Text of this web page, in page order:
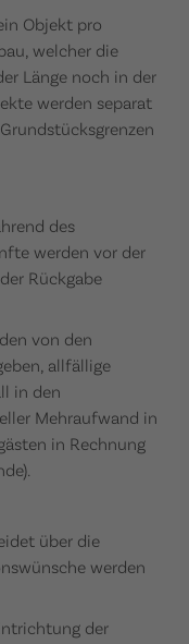
Objekt pro
welcher die
Länge noch in der
werden separat
des
werden vor der
Rückgabe
von den
allfällige
in den
Mehraufwand in
in Rechnung
über die
werden
der